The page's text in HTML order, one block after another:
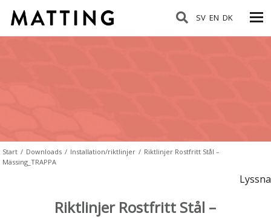
SV EN DK
Start / Downloads / Installation/riktlinjer / Riktlinjer Rostfritt Stål –
Mässing_TRAPPA
Lyssna
Riktlinjer Rostfritt Stål –